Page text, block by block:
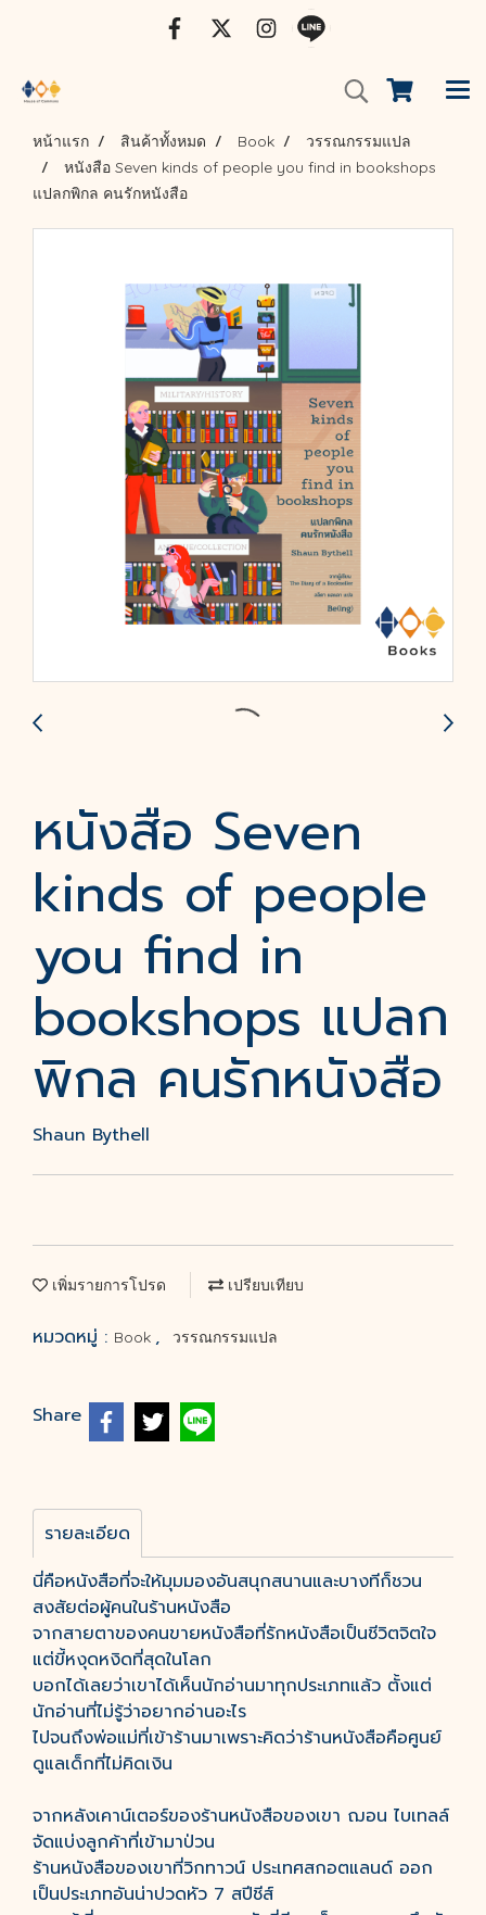
หน้าแรก สินค้าทั้งหมด Book
วรรณกรรมแปล
หนังสือ Seven kinds of people you find in bookshops
แปลกพิกล คนรักหนังสือ
หนังสือ Seven
kinds of people
you find in
bookshops แปลก
พิกล คนรักหนังสือ
Shaun Bythell
เพิ่มรายการโปรด เปรียบเทียบ
หมวดหมู่ : Book , วรรณกรรมแปล
Share
รายละเอียด
นี่คือหนังสือที่จะให้มุมมองอันสนุกสนานและบางทีก็ชวน
สงสัยต่อผู้คนในร้านหนังสือ
จากสายตาของคนขายหนังสือที่รักหนังสือเป็นชีวิตจิตใจ
แต่ขี้หงุดหงิดที่สุดในโลก
บอกได้เลยว่าเขาได้เห็นนักอ่านมาทุกประเภทแล้ว ตั้งแต่
นักอ่านที่ไม่รู้ว่าอยากอ่านอะไร
ไปจนถึงพ่อแม่ที่เข้าร้านมาเพราะคิดว่าร้านหนังสือคือศูนย์
ดูแลเด็กที่ไม่คิดเงิน
จากหลังเคาน์เตอร์ของร้านหนังสือของเขา ฌอน ไบเทลล์
จัดแบ่งลูกค้าที่เข้ามาป่วน
ร้านหนังสือของเขาที่วิกทาวน์ ประเทศสกอตแลนด์ ออก
เป็นประเภทอันน่าปวดหัว 7 สปีชีส์